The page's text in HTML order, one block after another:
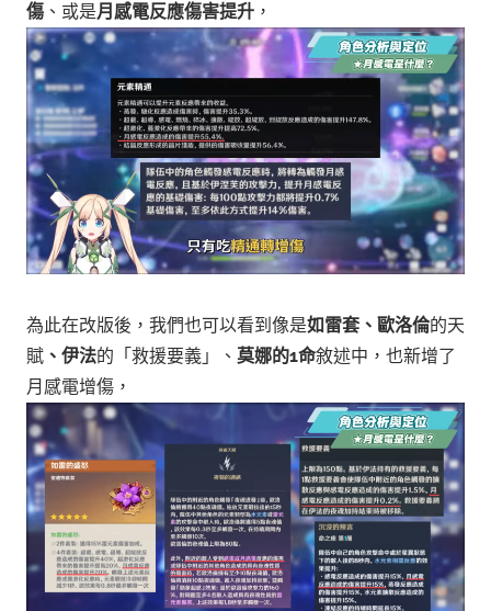
傷 、或是月感電反應傷害提升 ，
為此在改版後，我們也可以看到像是如雷套、歐洛倫的天
賦 、伊法的「救援要義」、 莫娜的1命敘述中，也新增了
月感電增傷，